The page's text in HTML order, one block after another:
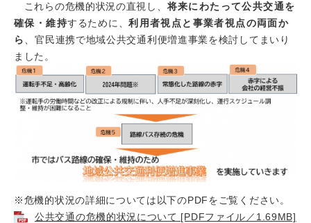
これらの危機的状況の直視し、 将来にわたって公共交通を
確保・維持するために、利用者視点と事業者視点の両面か
ら
、官民連携で地域公共交通利便増進事業を検討してまいり
ました。
※危機的状況の詳細については以下のPDFをご覧ください。
公共交通の危機的状況について [PDFファイル／1.69MB]